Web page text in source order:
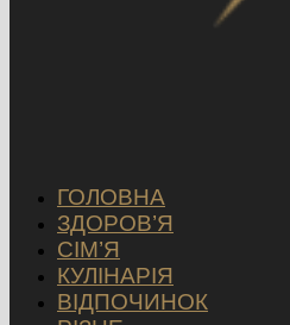
ГОЛОВНА
ЗДОРОВ’Я
СІМ’Я
КУЛІНАРІЯ
ВІДПОЧИНОК